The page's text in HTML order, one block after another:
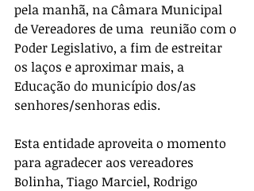
pela manhã, na Câmara Municipal
de Vereadores de uma  reunião com o
Poder Legislativo, a fim de estreitar
os laços e aproximar mais, a
Educação do município dos/as
senhores/senhoras edis.
Esta entidade aproveita o momento
para agradecer aos vereadores
Bolinha, Tiago Marciel, Rodrigo